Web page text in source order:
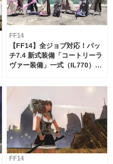
FF14
【FF14】全ジョブ対応！パッ
チ7.4 新式装備「コートリーラ
ヴァー装備」一式（IL770）の
FF14